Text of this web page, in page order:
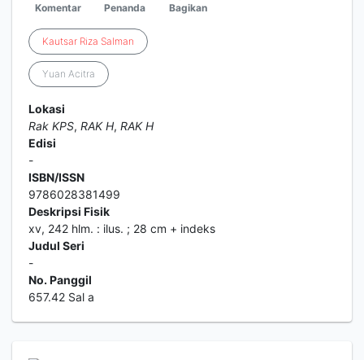
Komentar Penanda Bagikan
Kautsar Riza Salman
Yuan Acitra
Lokasi
Rak KPS, RAK H, RAK H
Edisi
-
ISBN/ISSN
9786028381499
Deskripsi Fisik
xv, 242 hlm. : ilus. ; 28 cm + indeks
Judul Seri
-
No. Panggil
657.42 Sal a